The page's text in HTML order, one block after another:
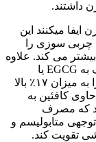
میکنند این
چربی سوزی را
افزایش داده و میزان متابولیسم بدن را تا %۱۳ بیشتر می کند. علاوه
بر این چای سبز حاوی یک آنتی اکسیدان معروف به EGCG یا
اپیدگالوکاتکین گالات است که سوزاندن چربی را به میزان ۱۷٪ بالا
کافئین به
که مصرف
متابولیسم و
تقویت کند.